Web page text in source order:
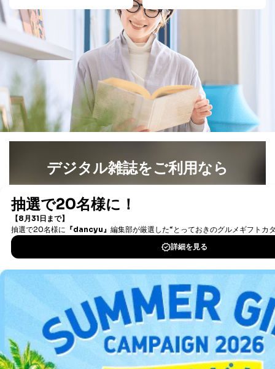
す。ただし、以下①～④のいずれかに該当する場合は、
利用目的の通知を行なうことはできません。そのとき
は、本人に遅滞無くその旨を通知するとともに、理由を
説明させていただきます。
①利用目的を本人に通知し、又は公表することによって
本人又は第三者の生命、身体、財産その他の権利利益を
害するおそれがある場合
②利用目的を本人に通知し、又は公表することによって
当該事業者の権利又は正当な利益を害するおそれがある
場合
③国の機関又は地方公共団体が法令の定める事務を遂行
することに対して協力する必要がある場合であって、利
事務の遂行に支障を及ぼすおそれがあるとき
④開示対象個人情報の利用目的が明らかな場合
開示対象個人情報については、保有個人データの本人ま
たはその代理人からの利用目的の通知、開示、変更等
（内容の訂正、追加または削除）、利用停止等（「利用
の停止または消去」「第三者への提供の停止」）の求め
に対応させていただいております。 当社顧客の皆様の
個人情報は「マイページ」にログインしていただくこと
で、訂正、追加、変更を行っていただくことが出来ま
す。マイページをご利用いただけない方、その他の方に
つきましては、下記Aをご覧ください。 また、ご登録い
ただいた個人情報のうち、市町村などの名称および郵便
番号、金融機関の名称あるいはクレジットカードの有効
期限など、商品のお届けやご請求を行う上で支障がある
情報に変更があった場合には、当社が登録情報を変更さ
せていただく場合があります。
デジタル雑誌をご利用なら
書籍）が無料で読み放題！
DOWNLOAD FOR IOS
DOWNLOAD FOR ANDROID
ご利用方法はこちら